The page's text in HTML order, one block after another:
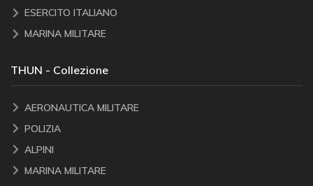
ESERCITO ITALIANO
MARINA MILITARE
THUN - Collezione
AERONAUTICA MILITARE
POLIZIA
ALPINI
MARINA MILITARE